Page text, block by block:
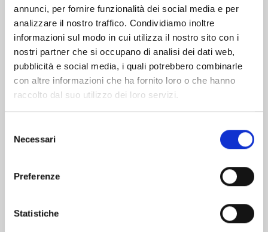
annunci, per fornire funzionalità dei social media e per
analizzare il nostro traffico. Condividiamo inoltre
informazioni sul modo in cui utilizza il nostro sito con i
nostri partner che si occupano di analisi dei dati web,
pubblicità e social media, i quali potrebbero combinarle
con altre informazioni che ha fornito loro o che hanno
raccolto dal suo utilizzo dei loro servizi.
delNecessari
Preferenze
Statistiche
Altri volumi della serie
I CAVALIERI DELLO ZODIACO - SAINT SEIYA: